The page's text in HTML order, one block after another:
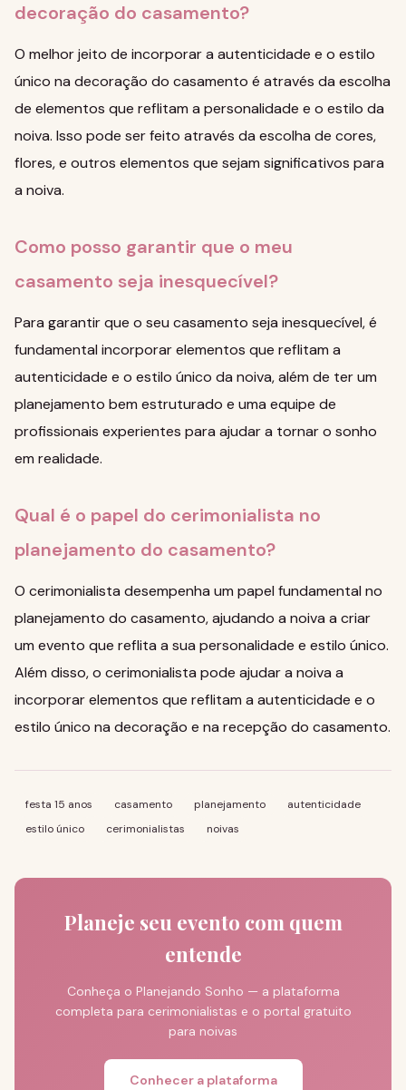
decoração do casamento?
O melhor jeito de incorporar a autenticidade e o estilo
único na decoração do casamento é através da escolha
de elementos que reflitam a personalidade e o estilo da
noiva. Isso pode ser feito através da escolha de cores,
flores, e outros elementos que sejam significativos para
a noiva.
Como posso garantir que o meu
casamento seja inesquecível?
Para garantir que o seu casamento seja inesquecível, é
fundamental incorporar elementos que reflitam a
autenticidade e o estilo único da noiva, além de ter um
planejamento bem estruturado e uma equipe de
profissionais experientes para ajudar a tornar o sonho
em realidade.
Qual é o papel do cerimonialista no
planejamento do casamento?
O cerimonialista desempenha um papel fundamental no
planejamento do casamento, ajudando a noiva a criar
um evento que reflita a sua personalidade e estilo único.
Além disso, o cerimonialista pode ajudar a noiva a
incorporar elementos que reflitam a autenticidade e o
estilo único na decoração e na recepção do casamento.
festa 15 anos casamento planejamento
autenticidade
estilo único
cerimonialistas noivas
Planeje seu evento com quem
entende
Conheça o Planejando Sonho — a plataforma
completa para cerimonialistas e o portal gratuito
para noivas
Conhecer a plataforma